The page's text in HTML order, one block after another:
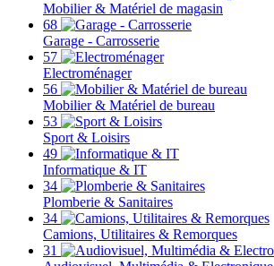
Mobilier & Matériel de magasin
68
Garage - Carrosserie
57
Electroménager
56
Mobilier & Matériel de bureau
53
Sport & Loisirs
49
Informatique & IT
34
Plomberie & Sanitaires
34
Camions, Utilitaires & Remorques
31